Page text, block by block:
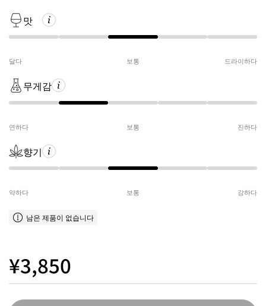
맛
달다 보통 드라이하다
무게감
연하다 보통 진하다
향기
약하다 보통 강하다
남은 제품이 없습니다
¥3,850